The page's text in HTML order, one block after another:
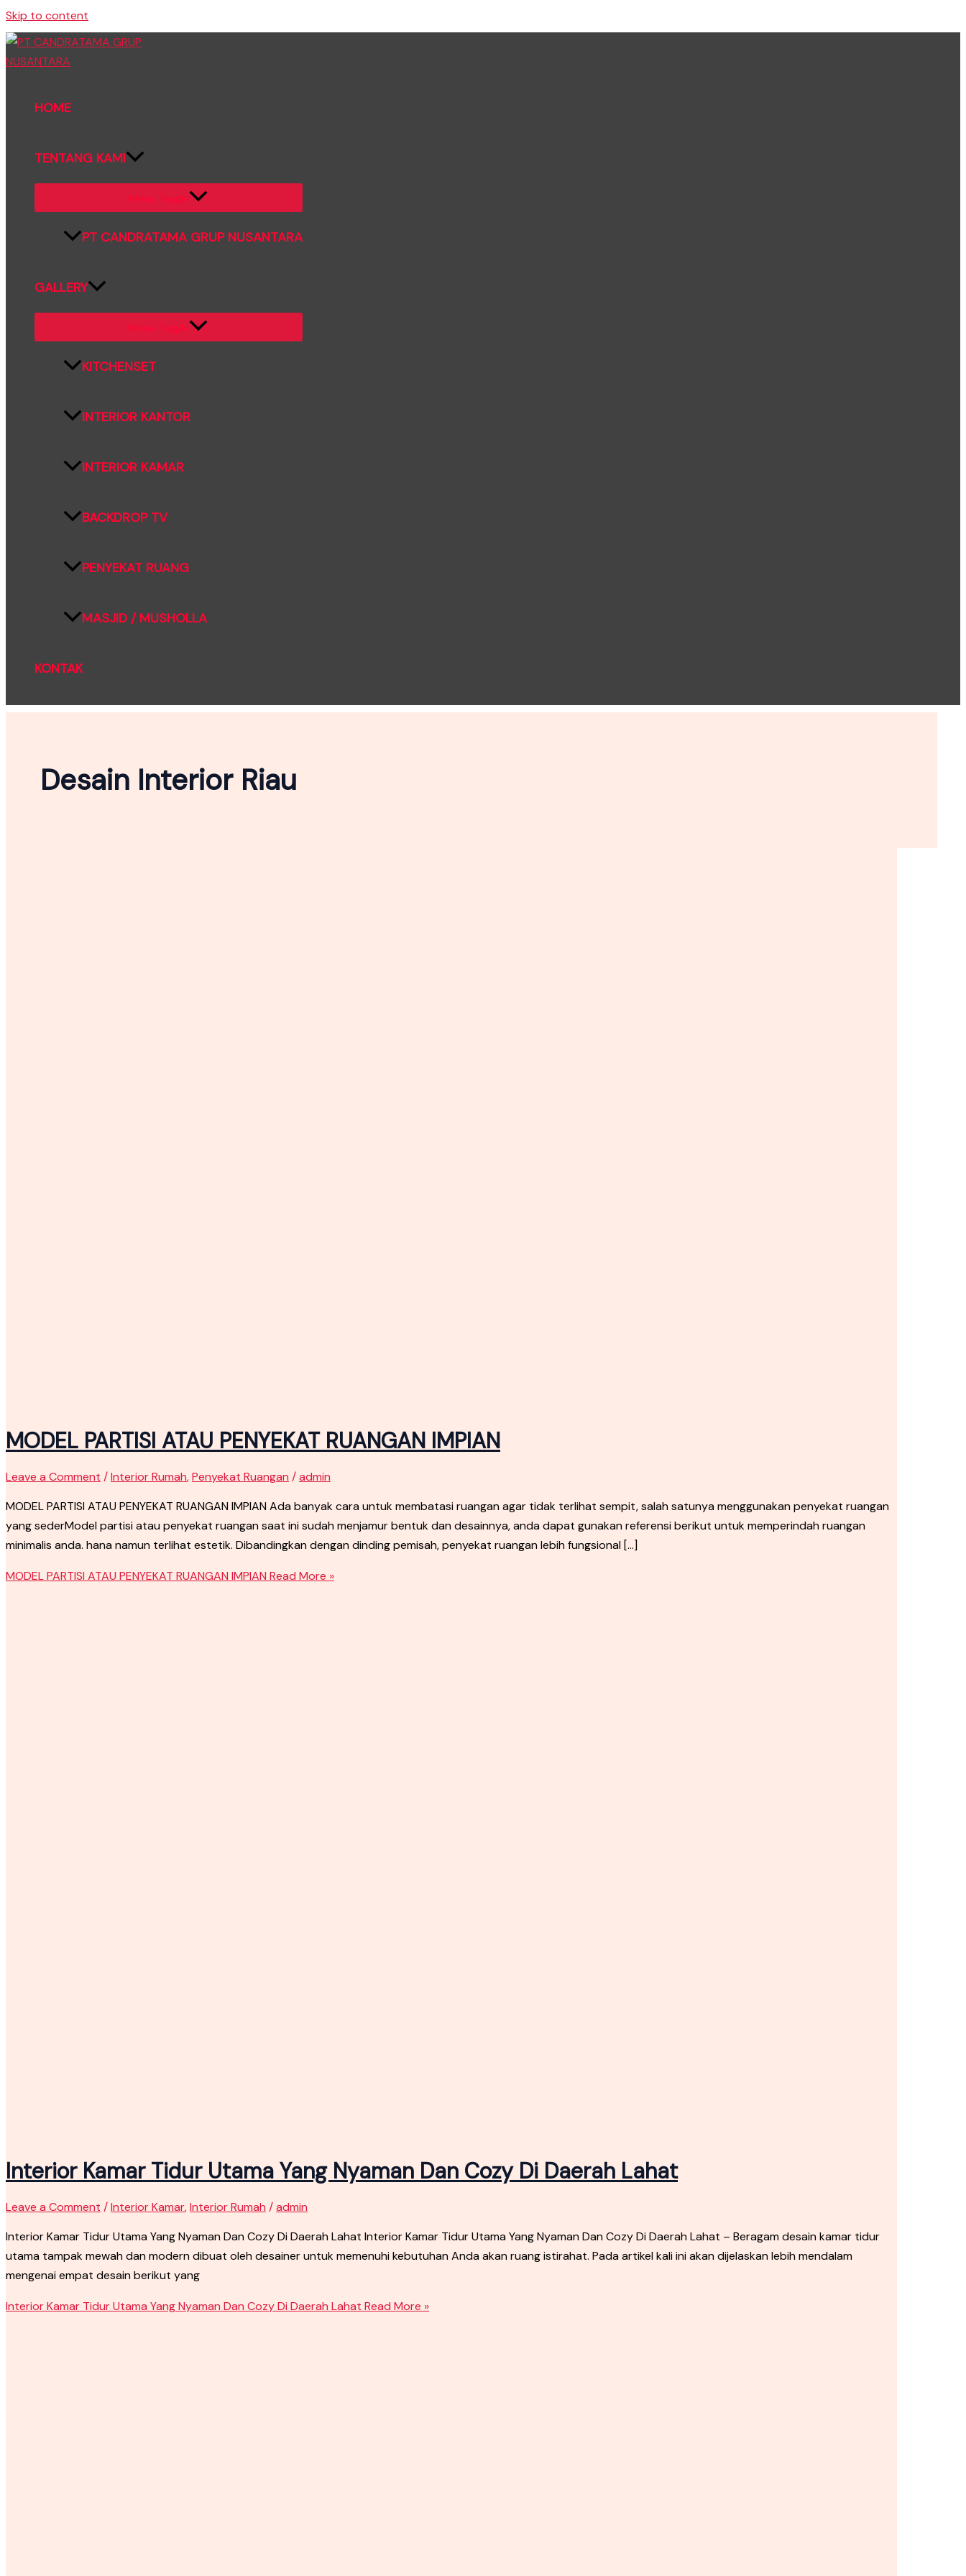
Skip to content
HOME
TENTANG KAMI
Menu Toggle
PT CANDRATAMA GRUP NUSANTARA
GALLERY
Menu Toggle
KITCHENSET
INTERIOR KANTOR
INTERIOR KAMAR
BACKDROP TV
PENYEKAT RUANG
MASJID / MUSHOLLA
KONTAK
Desain Interior Riau
MODEL PARTISI ATAU PENYEKAT RUANGAN IMPIAN
Leave a Comment /Interior Rumah,Penyekat Ruangan /admin
MODEL PARTISI ATAU PENYEKAT RUANGAN IMPIAN Ada banyak cara untuk membatasi ruangan agar tidak terlihat sempit, salah satunya menggunakan penyekat ruangan
yang sederModel partisi atau penyekat ruangan saat ini sudah menjamur bentuk dan desainnya, anda dapat gunakan referensi berikut untuk memperindah ruangan
minimalis anda. hana namun terlihat estetik. Dibandingkan dengan dinding pemisah, penyekat ruangan lebih fungsional […]
MODEL PARTISI ATAU PENYEKAT RUANGAN IMPIAN Read More »
Interior Kamar Tidur Utama Yang Nyaman Dan Cozy Di Daerah Lahat
Leave a Comment /Interior Kamar,Interior Rumah /admin
Interior Kamar Tidur Utama Yang Nyaman Dan Cozy Di Daerah Lahat Interior Kamar Tidur Utama Yang Nyaman Dan Cozy Di Daerah Lahat – Beragam desain kamar tidur
utama tampak mewah dan modern dibuat oleh desainer untuk memenuhi kebutuhan Anda akan ruang istirahat. Pada artikel kali ini akan dijelaskan lebih mendalam
mengenai empat desain berikut yang
Interior Kamar Tidur Utama Yang Nyaman Dan Cozy Di Daerah Lahat Read More »